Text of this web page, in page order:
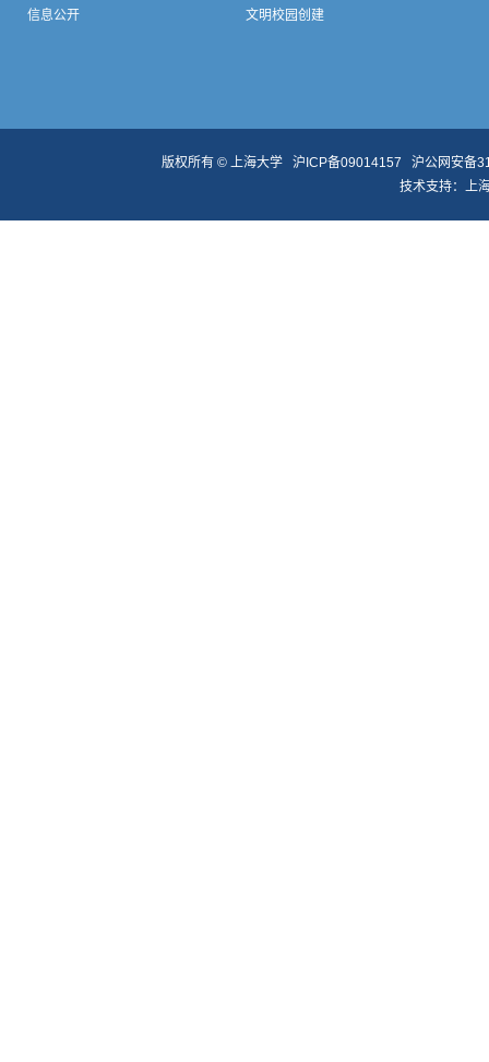
信息公开 文明校园创建
版权所有 © 上海大学 沪ICP备09014157
沪公网安备
技术支持：上